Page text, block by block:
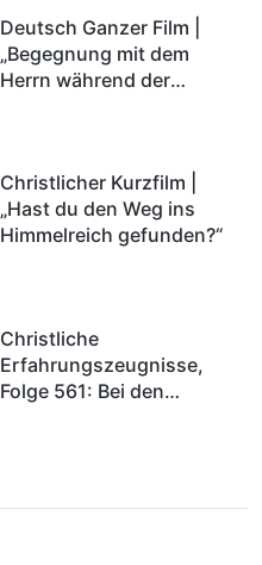
Deutsch Ganzer Film |
„Begegnung mit dem
Herrn während der
in das Königreich Gottes
eintreten?
Christlicher Kurzfilm |
„Hast du den Weg ins
Himmelreich gefunden?“
Christliche
Erfahrungszeugnisse,
Folge 561: Bei den